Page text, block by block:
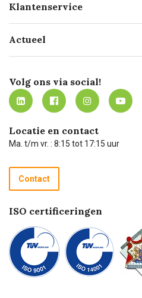
Geschiedenis
Missie
Werken bij Carel Lurvink
MVO
Klantenservice
Bezorgen
Mijn Carel Lurvink
Mijn Carel Lurvink instructievideo's
Carel Lurvink App
Hulp op afstand
Technische dienst
Recycle programma
Betalen
Actueel
Innovation LAB
Tevreden klanten
Carel Lurvink Blog
Carel de podcast
Volg ons via social!
Locatie en contact
Ma. t/m vr. : 8:15 tot 17:15 uur
Contact
ISO certificeringen